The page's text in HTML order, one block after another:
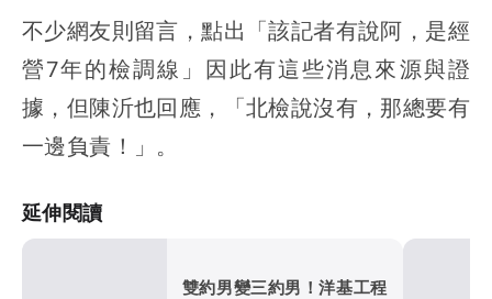
不少網友則留言，點出「該記者有說阿，是經
營7年的檢調線」因此有這些消息來源與證
據，但陳沂也回應，「北檢說沒有，那總要有
一邊負責！」。
延伸閱讀
雙約男變三約男！洋基工程